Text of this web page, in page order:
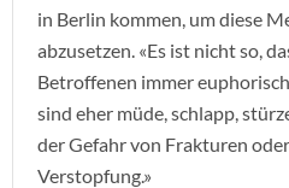
in Berlin kommen, um diese
abzusetzen. «Es ist nicht so,
Betroffenen immer
sind eher müde, schlapp,
der Gefahr von Frakturen
Verstopfung.»